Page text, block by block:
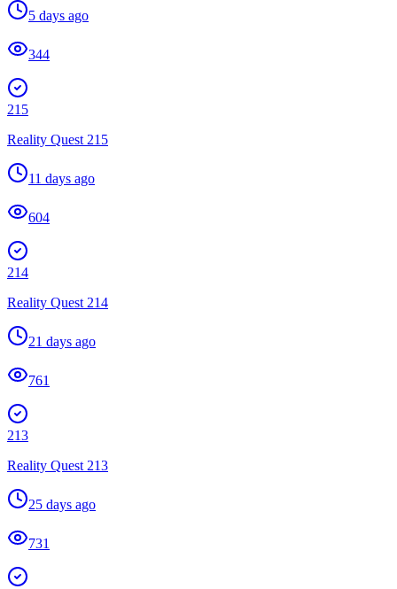
5 days ago
344
215
Reality Quest 215
11 days ago
604
214
Reality Quest 214
21 days ago
761
213
Reality Quest 213
25 days ago
731